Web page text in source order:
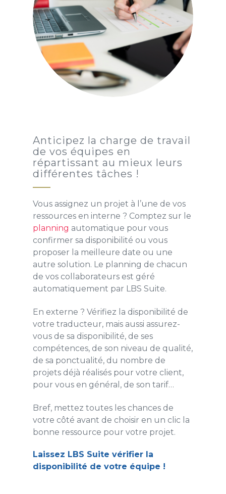
Anticipez la charge de travail
de vos équipes en
répartissant au mieux leurs
différentes tâches !
Vous assignez un projet à l’une de vos
ressources en interne ? Comptez sur le
planning automatique pour vous
confirmer sa disponibilité ou vous
proposer la meilleure date ou une
autre solution. Le planning de chacun
de vos collaborateurs est géré
automatiquement par LBS Suite.
En externe ? Vérifiez la disponibilité de
votre traducteur, mais aussi assurez-
vous de sa disponibilité, de ses
compétences, de son niveau de qualité,
de sa ponctualité, du nombre de
projets déjà réalisés pour votre client,
pour vous en général, de son tarif…
Bref, mettez toutes les chances de
votre côté avant de choisir en un clic la
bonne ressource pour votre projet.
Laissez LBS Suite vérifier la
disponibilité de votre équipe !